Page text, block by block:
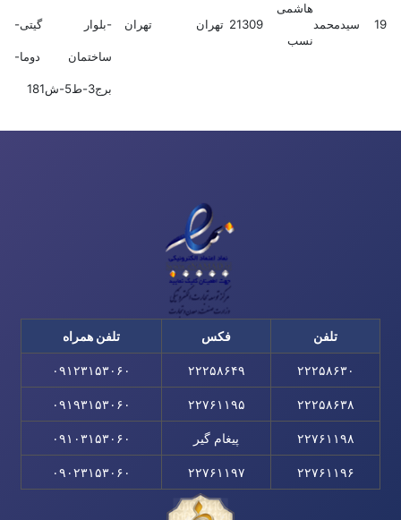
19 سیدمحمد
هاشمی
نسب
21309 تهران تهران -بلوار گیتی-
ساختمان دوما-
برج3-ط5-ش181
تلفن فکس تلفن همراه
۲۲۲۵۸۶۳۰ ۲۲۲۵۸۶۴۹ ۰۹۱۲۳۱۵۳۰۶۰
۲۲۲۵۸۶۳۸ ۲۲۷۶۱۱۹۵ ۰۹۱۹۳۱۵۳۰۶۰
۲۲۷۶۱۱۹۸ پیغام گیر ۰۹۱۰۳۱۵۳۰۶۰
۲۲۷۶۱۱۹۶ ۲۲۷۶۱۱۹۷ ۰۹۰۲۳۱۵۳۰۶۰